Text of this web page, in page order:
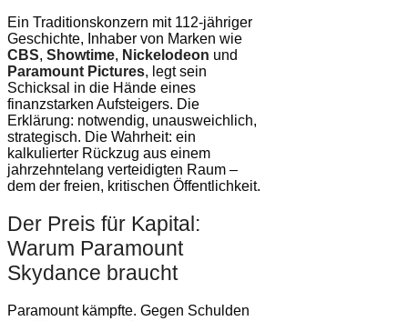
Ein Traditionskonzern mit 112-jähriger
Geschichte, Inhaber von Marken wie
CBS, Showtime, Nickelodeon und
Paramount Pictures, legt sein
Schicksal in die Hände eines
finanzstarken Aufsteigers. Die
Erklärung: notwendig, unausweichlich,
strategisch. Die Wahrheit: ein
kalkulierter Rückzug aus einem
jahrzehntelang verteidigten Raum –
dem der freien, kritischen Öffentlichkeit.
Der Preis für Kapital:
Warum Paramount
Skydance braucht
Paramount kämpfte. Gegen Schulden